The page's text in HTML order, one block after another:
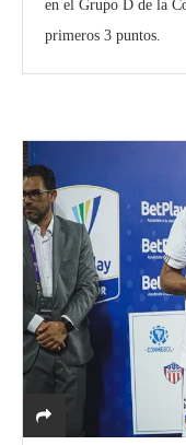
en el Grupo D de la
primeros 3 puntos.